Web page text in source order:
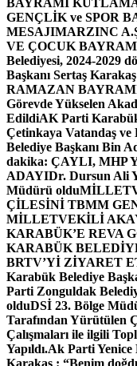
BAYRAMI
GENÇLİK ve SPOR
MESAJIMARZINC
VE ÇOCUK
Belediyesi, 2024-2029
Başkanı Sertaş
RAMAZAN
Görevde Yükselen
EdildiAK Parti
Çetinkaya Vatandaş
Belediye Başkanı Bin
dakika: ÇAYLI, MHP
ADAYIDr. Dursun Ali
Müdürü oldu
ÇİLESİNİ TBMM
MİLLETVEKİLİ
KARABÜK’E REVA
KARABÜK
BRTV’Yİ ZİYARET
Karabük Belediye
Parti Zonguldak
olduDSİ 23. Bölge
Tarafından Yürütülen
Çalışmaları ile ilgili
Yapıldı.Ak Parti Yenice
Karakaş : “Benim